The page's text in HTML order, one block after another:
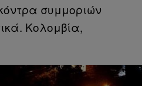
συμμοριών
Κολομβία,